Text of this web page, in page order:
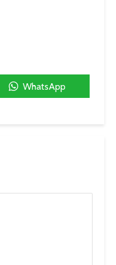
WhatsApp